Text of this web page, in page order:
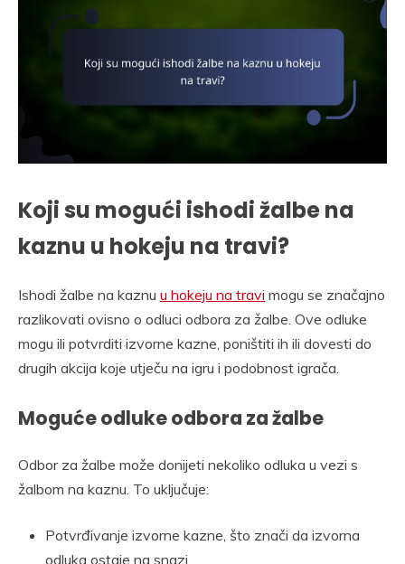
Koji su mogući ishodi žalbe na
kaznu u hokeju na travi?
Ishodi žalbe na kaznu u hokeju na travi mogu se značajno
razlikovati ovisno o odluci odbora za žalbe. Ove odluke
mogu ili potvrditi izvorne kazne, poništiti ih ili dovesti do
drugih akcija koje utječu na igru i podobnost igrača.
Moguće odluke odbora za žalbe
Odbor za žalbe može donijeti nekoliko odluka u vezi s
žalbom na kaznu. To uključuje:
Potvrđivanje izvorne kazne, što znači da izvorna
odluka ostaje na snazi.